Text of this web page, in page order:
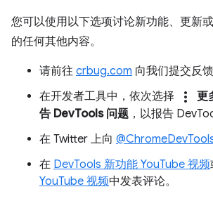
您可以使用以下选项讨论新功能、更新
的任何其他内容。
请前往 crbug.com 向我们提交反
在开发者工具中，依次选择
more_vert 更
告 DevTools 问题 ，以报告
在 Twitter 上向
在 DevTools 新功能 YouTube 视频
YouTube 视频中发表评论。